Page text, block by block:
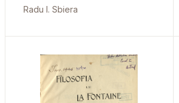
Radu I. Sbiera